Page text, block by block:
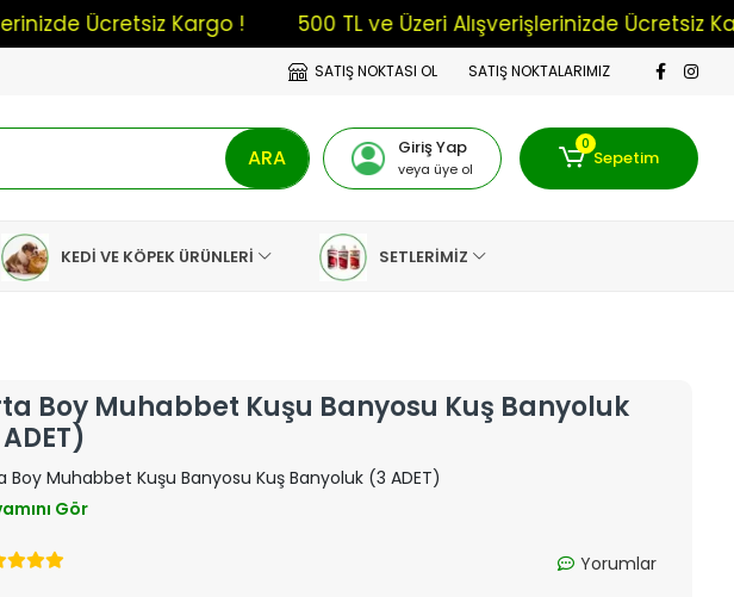
Ücretsiz Kargo ! 500 TL ve Üzeri Alışverişlerinizde Ücretsiz Kargo !
SATIŞ NOKTASI OL SATIŞ NOKTALARIMIZ
ARA Giriş Yap
veya üye ol
0
Sepetim
KEDİ VE KÖPEK ÜRÜNLERİ SETLERİMİZ
Boy Muhabbet Kuşu Banyosu Kuş Banyoluk
Boy Muhabbet Kuşu Banyosu Kuş Banyoluk (3 ADET)
Gör
Yorumlar